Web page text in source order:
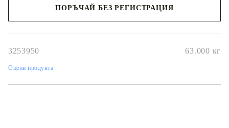
Всяка градинска седалка разполага с място за съхранение под
Вътрешните чанти имат горен капак и могат да бъдат здраво
стабилност.Калъф, който може да се сваля и може да се пере:
пране и поддръжка.Модулен дизайн: Този комплект външни
лесен за преместване, така че можете да създадете
ПОРЪЧАЙ БЕЗ РЕГИСТРАЦИЯ
3253950 63.000 кг
Оцени продукта